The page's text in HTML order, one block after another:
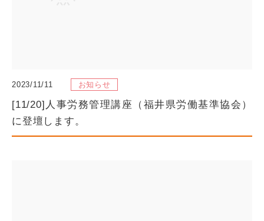
2023/11/11 お知らせ
[11/20]人事労務管理講座（福井県労働基準協会）
に登壇します。